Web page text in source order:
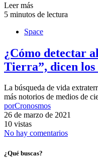
Leer más
5 minutos de lectura
Space
¿Cómo detectar
Tierra”, dicen
La búsqueda de vida
más notorios de medios de
porCronosmos
26 de marzo de 2021
10 vistas
No hay comentarios
¿Qué buscas?